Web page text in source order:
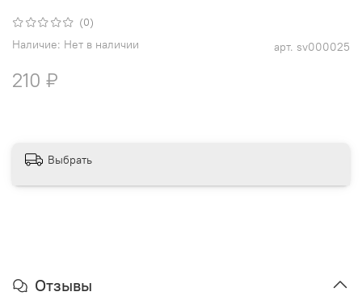
(0)
арт. sv000025
Наличие: Нет в наличии
210 ₽
Выбрать
Отзывы